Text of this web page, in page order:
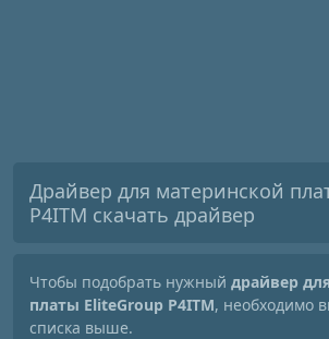
Драйвер для материнской
P4ITM скачать драйвер
Чтобы подобрать нужный драйвер
платы EliteGroup P4ITM, необходимо
списка выше.